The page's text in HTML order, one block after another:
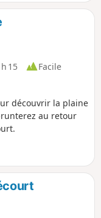
15
Facile
découvrir la plaine
au retour